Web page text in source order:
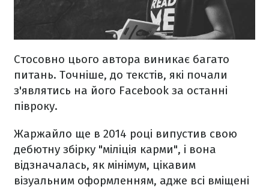
Стосовно цього автора виникає багато
питань. Точніше, до текстів, які почали
з'являтись на його Facebook за останні
півроку.
Жаржайло ще в 2014 році випустив свою
дебютну збірку "міліція карми", і вона
відзначалась, як мінімум, цікавим
візуальним оформленням, адже всі вміщені